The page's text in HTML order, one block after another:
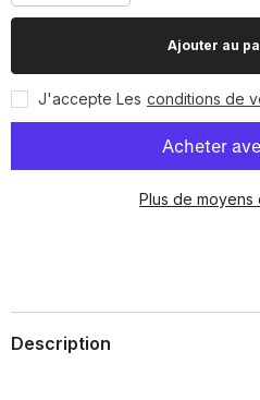
la
quantité
de
12
palets
la
quantité
de
12
palets
Ajouter au
J'accepte Les conditions de
Plus de moyens
Description